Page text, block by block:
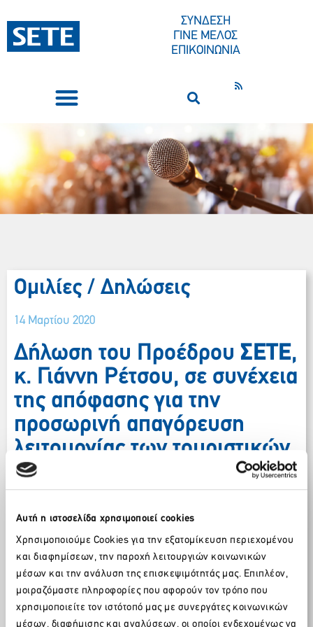
Αυτή η ιστοσελίδα χρησιμοποιεί cookies
Χρησιμοποιούμε Cookies για την εξατομίκευση περιεχομένου
και διαφημίσεων, την παροχή λειτουργιών κοινωνικών
μέσων και την ανάλυση της επισκεψιμότητάς μας. Επιπλέον,
μοιραζόμαστε πληροφορίες που αφορούν τον τρόπο που
χρησιμοποιείτε τον ιστότοπό μας με συνεργάτες κοινωνικών
μέσων, διαφήμισης και αναλύσεων, οι οποίοι ενδεχομένως να
ΣΥΝΔΕΣΗ
ΓΙΝΕ ΜΕΛΟΣ
ΕΠΙΚΟΙΝΩΝΙΑ
Ομιλίες / Δηλώσεις
14 Μαρτίου 2020
Δήλωση του Προέδρου ΣΕΤΕ,
κ. Γιάννη Ρέτσου, σε συνέχεια
της απόφασης για την
προσωρινή απαγόρευση
λειτουργίας των τουριστικών
καταλυμάτων εποχικής
λειτουργίας έως και τις
30.04.2020
Γιάννης Ρέτσος
«Η σημερινήαπόφαση της κυβέρνησης για
την προσωρινή απαγόρευση λειτουργίας των
τουριστικών καταλυμάτων εποχικής λειτουργίας, είναι